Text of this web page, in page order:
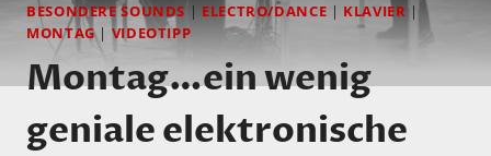
BESONDERE SOUNDS| ELECTRO/DANCE | KLAVIER |
MONTAG| VIDEOTIPP
Montag…ein wenig
geniale elektronische